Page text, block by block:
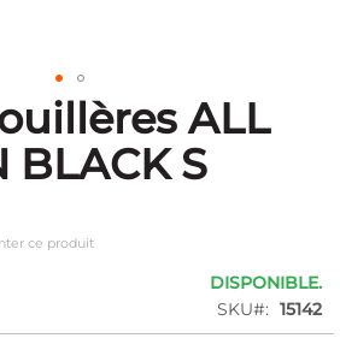
ALL
BLACK S
ce produit
DISPONIBLE.
SKU
15142